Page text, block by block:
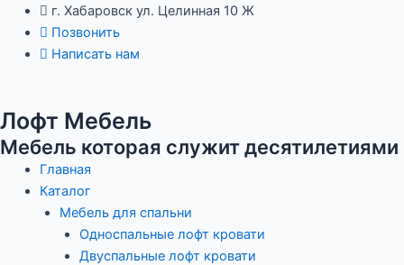
Перейти
содержимому
г. Хабаровск ул. Целинная 10 Ж
Позвонить
Написать нам
Лофт Мебель
Мебель которая служит десятилетиями
Главная
Каталог
Мебель для спальни
Односпальные лофт кровати
Двуспальные лофт кровати
Навигация
записям